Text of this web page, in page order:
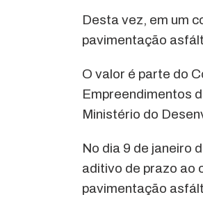
Desta vez, em um
pavimentação
O valor é parte do
Empreendimentos
Ministério do
No dia 9 de janeiro
aditivo de prazo ao
pavimentação